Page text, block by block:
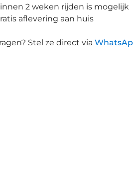
2 weken rijden is mogelijk
aflevering aan huis
Stel ze direct via